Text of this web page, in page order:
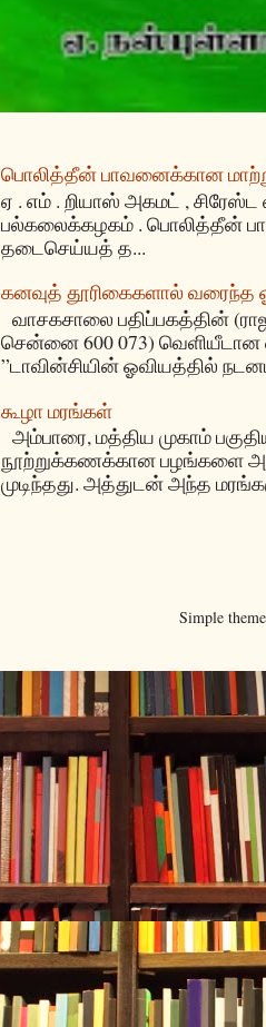
பொலித்தீன் பாவனைக்கான
ஏ . எம் . றியாஸ் அகமட் , சிரேஸ்ட
பல்கலைக்கழகம் . பொலித்தீன்
தடைசெய்யத் த...
கனவுத் தூரிகைகளால்
வாசகசாலை பதிப்பகத்தின்
சென்னை 600 073)
”டாவின்சியின் ஓவியத்தில்
கூழா மரங்கள்
அம்பாரை, மத்திய முகாம்
நூற்றுக்கணக்கான பழங்களை
முடிந்தது. அத்துடன் அந்த
Simple